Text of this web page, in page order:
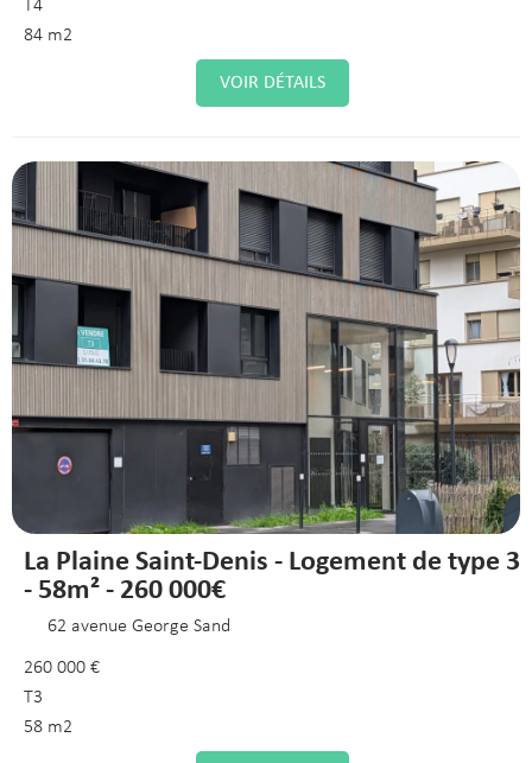
T4
84 m2
VOIR DÉTAILS
La Plaine Saint-Denis - Logement de type 3
- 58m² - 260 000€
62 avenue George Sand
260 000 €
T3
58 m2